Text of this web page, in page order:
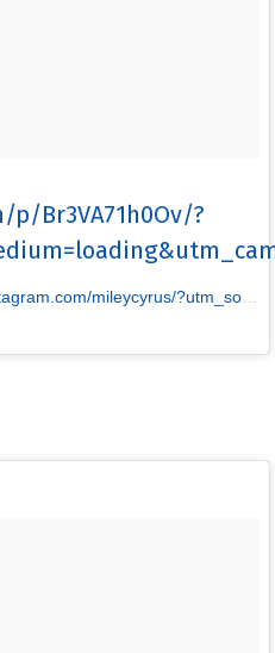
Br3VA71h0Ov/?
Miley Cyrus